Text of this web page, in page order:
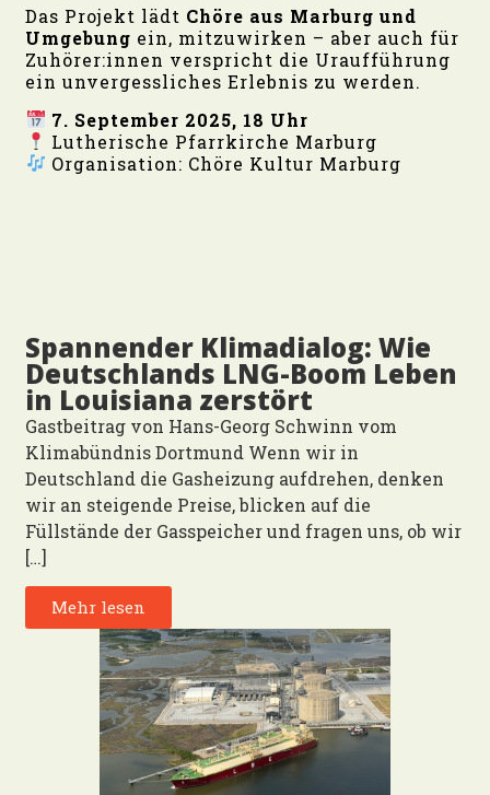
Das Projekt lädt Chöre aus Marburg und
Umgebung ein, mitzuwirken – aber auch für
Zuhörer:innen verspricht die Uraufführung
ein unvergessliches Erlebnis zu werden.
7. September 2025, 18 Uhr
Lutherische Pfarrkirche Marburg
Organisation: Chöre Kultur Marburg
Spannender Klimadialog: Wie
Deutschlands LNG-Boom Leben
in Louisiana zerstört
Gastbeitrag von Hans-Georg Schwinn vom
Klimabündnis Dortmund Wenn wir in
Deutschland die Gasheizung aufdrehen, denken
wir an steigende Preise, blicken auf die
Füllstände der Gasspeicher und fragen uns, ob wir
[…]
Mehr lesen